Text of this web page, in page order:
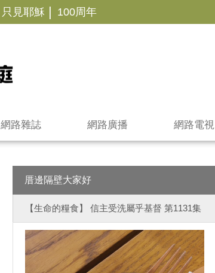
只見耶穌 | 100周年
網路雜誌 網路廣播 網路電視
厝邊隔壁大家好
【生命的糧食】 信主受洗屬乎基督 第1131集